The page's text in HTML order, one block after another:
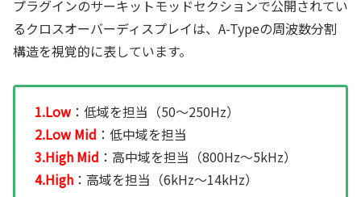
プラグインのサーキットモッドセクションで公開されてい
るクロスオーバーディスプレイは、A-Typeの周波数分割
構造を視覚的に表しています。
1.Low ：低域を担当（50〜250Hz）
2.Low Mid ：低中域を担当
3.High Mid ：高中域を担当（800Hz〜5kHz）
4.High ：高域を担当（6kHz〜14kHz）